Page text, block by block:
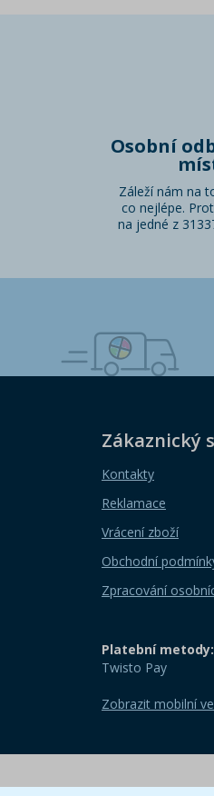
Osobní
Záleží nám na
co nejlépe.
na jedné z
Zákaznický
Kontakty
Reklamace
Vrácení zboží
Obchodní
Zpracování
Platební metody:
Twisto Pay
Zobrazit mobilní